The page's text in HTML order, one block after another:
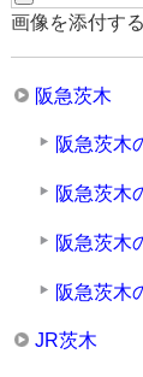
画像を添付す
阪急茨木
阪急茨木
阪急茨木
阪急茨木
阪急茨木
JR茨木